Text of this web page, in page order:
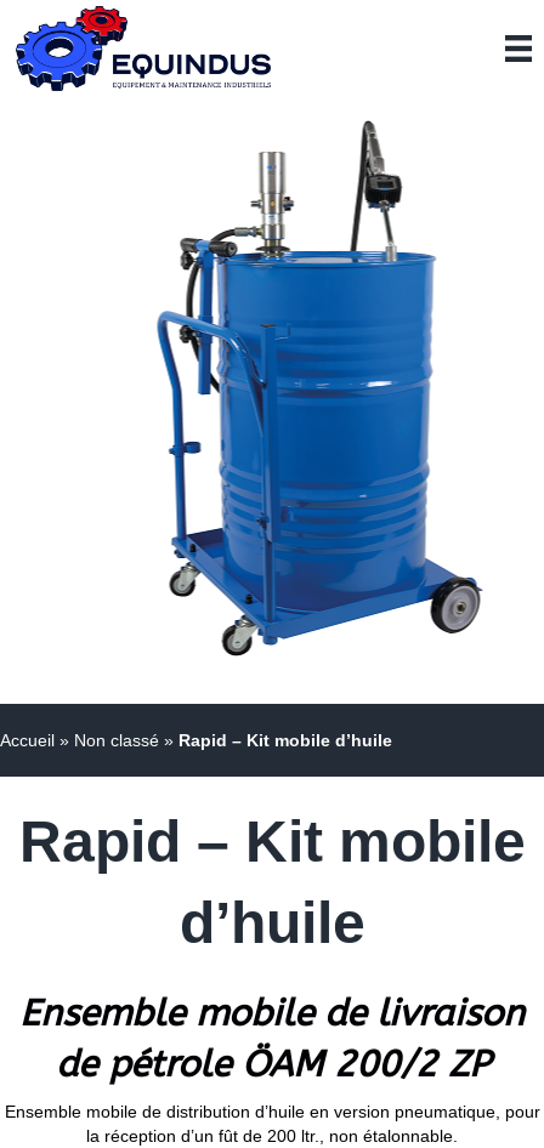
Accueil » Non classé » Rapid – Kit mobile d’huile
Rapid – Kit mobile
d’huile
Ensemble mobile de livraison
de pétrole ÖAM 200/2 ZP
Ensemble mobile de distribution d’huile en version pneumatique, pour
la réception d’un fût de 200 ltr., non étalonnable.